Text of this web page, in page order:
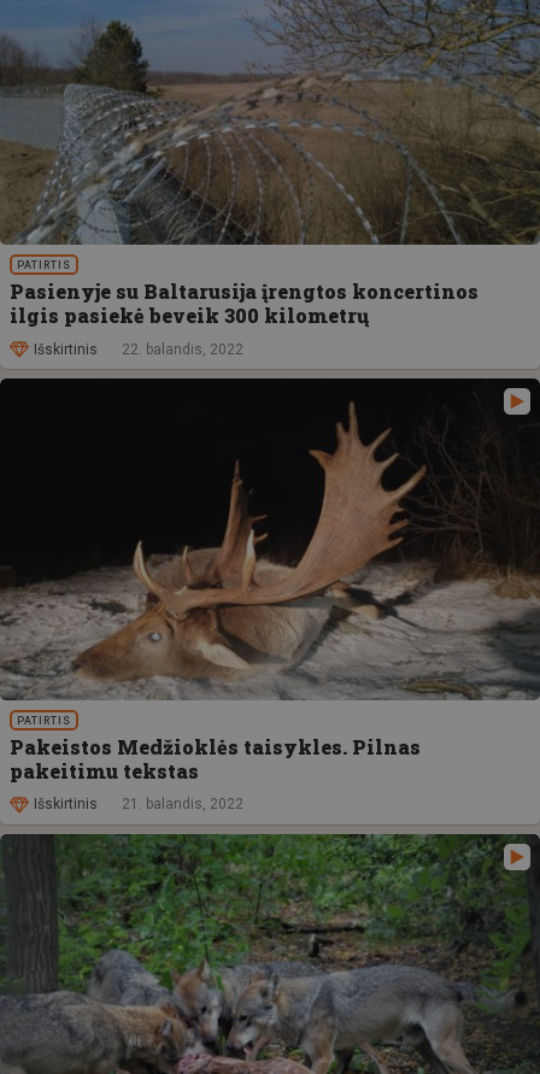
PATIRTIS
Pasienyje su Baltarusija įrengtos koncertinos
ilgis pasiekė beveik 300 kilometrų
Išskirtinis 22. balandis, 2022
PATIRTIS
Pakeistos Medžioklės taisykles. Pilnas
pakeitimu tekstas
Išskirtinis 21. balandis, 2022